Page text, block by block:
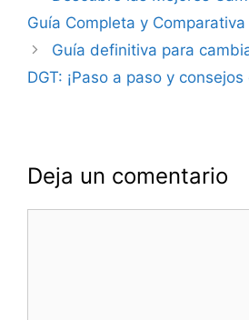
de
Guía Completa y Comparativa
Guía definitiva para
DGT: ¡Paso a paso y
Deja un comentario